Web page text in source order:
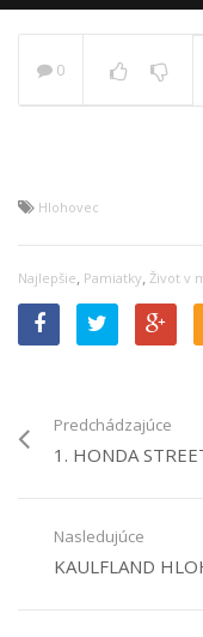
0
Hlohovec
Najlepšie, Pamiatky, Život v
Predchádzajúce
1. HONDA
Nasledujúce
KAULFLAND